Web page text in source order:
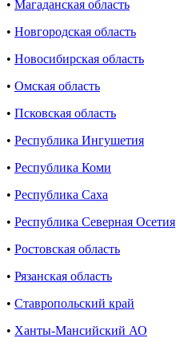
• Магаданская область
• Новгородская область
• Новосибирская область
• Омская область
• Псковская область
• Республика Ингушетия
• Республика Коми
• Республика Саха
• Республика Северная Осетия
• Ростовская область
• Рязанская область
• Ставропольский край
• Ханты-Мансийский АО